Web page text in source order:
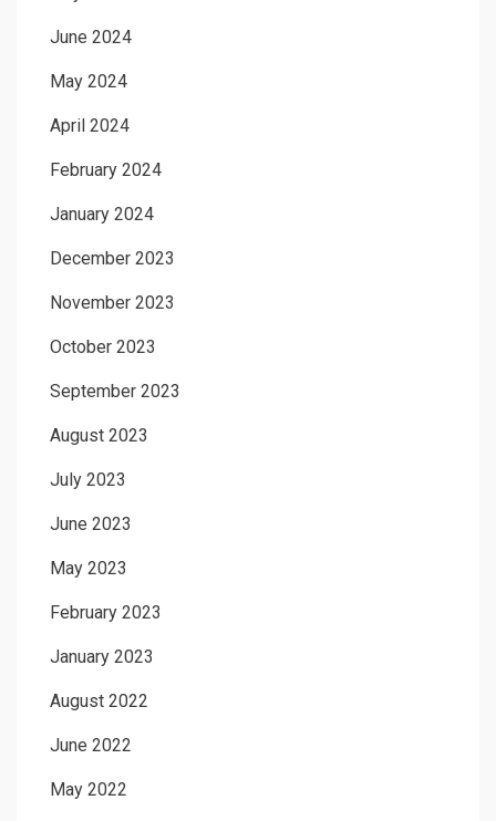
June 2024
May 2024
April 2024
February 2024
January 2024
December 2023
November 2023
October 2023
September 2023
August 2023
July 2023
June 2023
May 2023
February 2023
January 2023
August 2022
June 2022
May 2022